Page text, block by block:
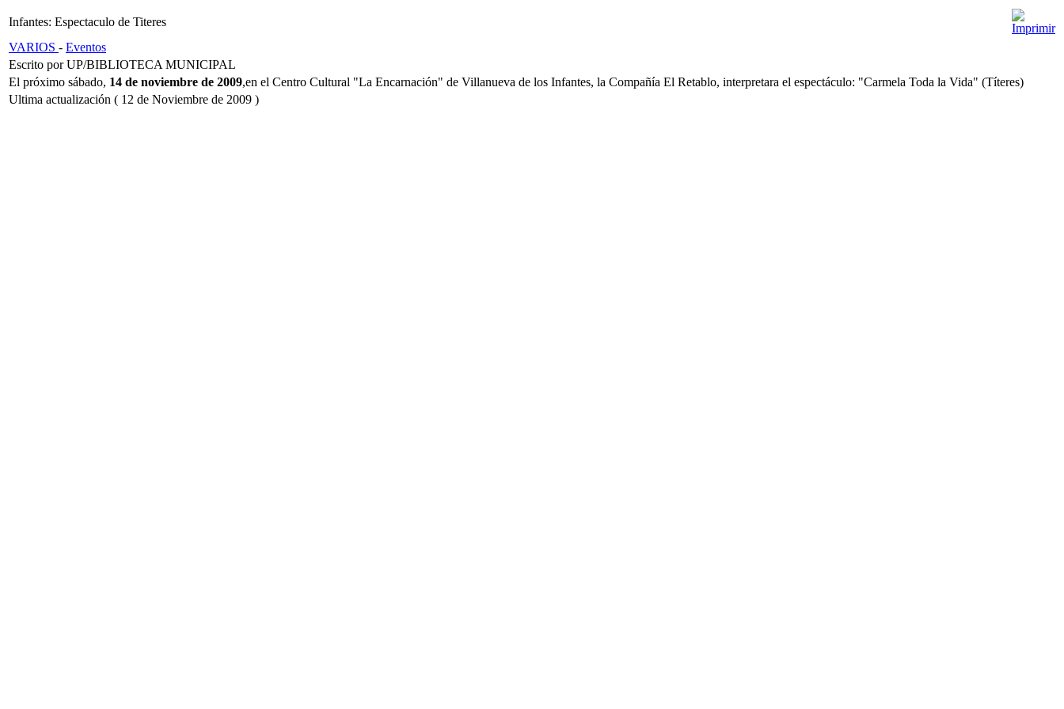
Infantes: Espectaculo de Titeres
VARIOS - Eventos
Escrito por UP/BIBLIOTECA MUNICIPAL
El próximo sábado, 14 de noviembre de 2009,en el Centro Cultural "La Encarnación" de Villanueva de los Infantes, la Compañía El Retablo, interpretara el espectáculo: "Carmela Toda la Vida" (Títeres)
Ultima actualización ( 12 de Noviembre de 2009 )